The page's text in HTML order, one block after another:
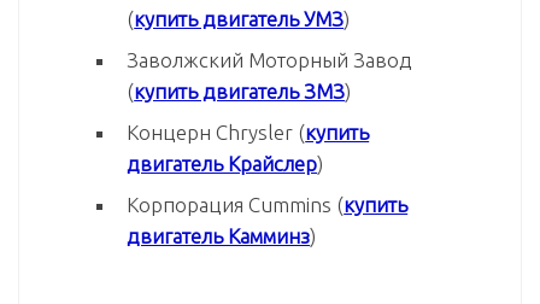
(купить двигатель УМЗ)
Заволжский Моторный Завод
(купить двигатель ЗМЗ)
Концерн Chrysler (купить
двигатель Крайслер)
Корпорация Cummins (купить
двигатель Камминз)